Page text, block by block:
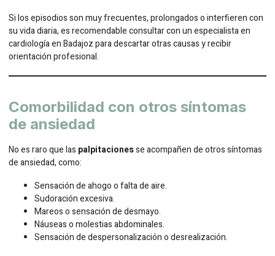
Si los episodios son muy frecuentes, prolongados o interfieren con
su vida diaria, es recomendable consultar con un especialista en
cardiología en Badajoz para descartar otras causas y recibir
orientación profesional.
Comorbilidad con otros síntomas
de ansiedad
No es raro que las palpitacionesse acompañen de otros síntomas
de ansiedad, como:
Sensación de ahogo o falta de aire.
Sudoración excesiva.
Mareos o sensación de desmayo.
Náuseas o molestias abdominales.
Sensación de despersonalización o desrealización.